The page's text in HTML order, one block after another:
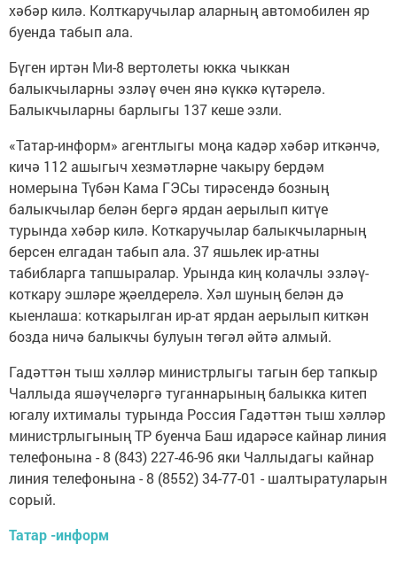
хәбәр килә. Колткаручылар аларның автомобилен яр
буенда табып ала.
Бүген иртән Ми-8 вертолеты юкка чыккан
балыкчыларны эзләү өчен янә күккә күтәрелә.
Балыкчыларны барлыгы 137 кеше эзли.
«Татар-информ» агентлыгы моңа кадәр хәбәр иткәнчә,
кичә 112 ашыгыч хезмәтләрне чакыру бердәм
номерына Түбән Кама ГЭСы тирәсендә бозның
балыкчылар белән бергә ярдан аерылып китүе
турында хәбәр килә. Коткаручылар балыкчыларның
берсен елгадан табып ала. 37 яшьлек ир-атны
табибларга тапшыралар. Урында киң колачлы эзләү-
коткару эшләре җәелдерелә. Хәл шуның белән дә
кыенлаша: коткарылган ир-ат ярдан аерылып киткән
бозда ничә балыкчы булуын төгәл әйтә алмый.
Гадәттән тыш хәлләр министрлыгы тагын бер тапкыр
Чаллыда яшәүчеләргә туганнарының балыкка китеп
югалу ихтималы турында Россия Гадәттән тыш хәлләр
министрлыгының ТР буенча Баш идарәсе кайнар линия
телефонына - 8 (843) 227-46-96 яки Чаллыдагы кайнар
линия телефонына - 8 (8552) 34-77-01 - шалтыратуларын
сорый.
Татар -информ